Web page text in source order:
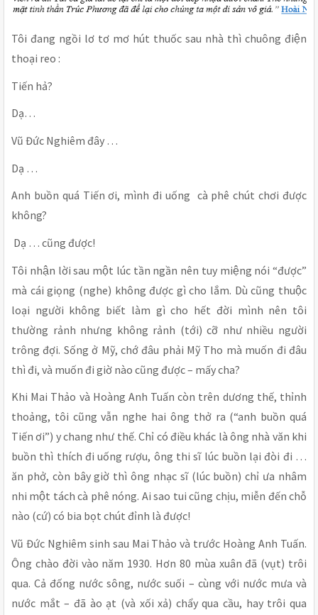
Tôi đang ngồi lơ tơ mơ hút thuốc sau nhà thì chuông điện
thoại reo :
Tiến hả?
Dạ…
Vũ Đức Nghiêm đây …
Dạ …
Anh buồn quá Tiến ơi, mình đi uống cà phê chút chơi được
không?
Dạ … cũng được!
Tôi nhận lời sau một lúc tần ngần nên tuy miệng nói “được”
mà cái giọng (nghe) không được gì cho lắm. Dù cũng thuộc
loại người không biết làm gì cho hết đời mình nên tôi
thường rảnh nhưng không rảnh (tới) cỡ như nhiều người
trông đợi. Sống ở Mỹ, chớ đâu phải Mỹ Tho mà muốn đi đâu
thì đi, và muốn đi giờ nào cũng được – mấy cha?
Khi Mai Thảo và Hoàng Anh Tuấn còn trên dương thế, thỉnh
thoảng, tôi cũng vẫn nghe hai ông thở ra (“anh buồn quá
Tiến ơi”) y chang như thế. Chỉ có điều khác là ông nhà văn khi
buồn thì thích đi uống rượu, ông thi sĩ lúc buồn lại đòi đi …
ăn phở, còn bây giờ thì ông nhạc sĩ (lúc buồn) chỉ ưa nhâm
nhi một tách cà phê nóng. Ai sao tui cũng chịu, miễn đến chỗ
nào (cứ) có bia bọt chút đỉnh là được!
Vũ Đức Nghiêm sinh sau Mai Thảo và trước Hoàng Anh Tuấn.
Ông chào đời vào năm 1930. Hơn 80 mùa xuân đã (vụt) trôi
qua. Cả đống nước sông, nước suối – cùng với nước mưa và
nước mắt – đã ào ạt (và xối xả) chẩy qua cầu, hay trôi qua